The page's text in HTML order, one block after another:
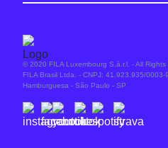
© 2020 FILA Luxembourg S.à.r.l. - All Rights
FILA Brasil Ltda. - CNPJ: 41.923.935/0003-
Hamburguesa - São Paulo - SP